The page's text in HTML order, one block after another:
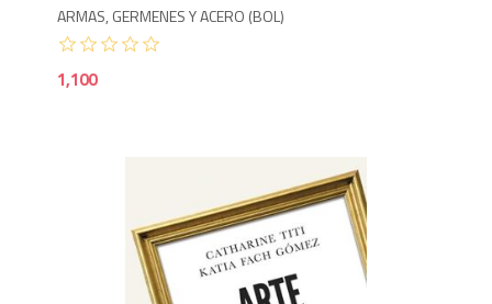
ARMAS, GERMENES Y ACERO (BOL)
1,100